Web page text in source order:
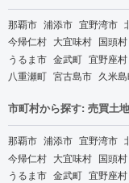
那覇市 浦添市 宜野湾市
今帰仁村 大宜味村 国頭村
うるま市 金武町 宜野座村
八重瀬町 宮古島市 久米
市町村から探す: 売買土地
那覇市 浦添市 宜野湾市
今帰仁村 大宜味村 国頭村
うるま市 金武町 宜野座村